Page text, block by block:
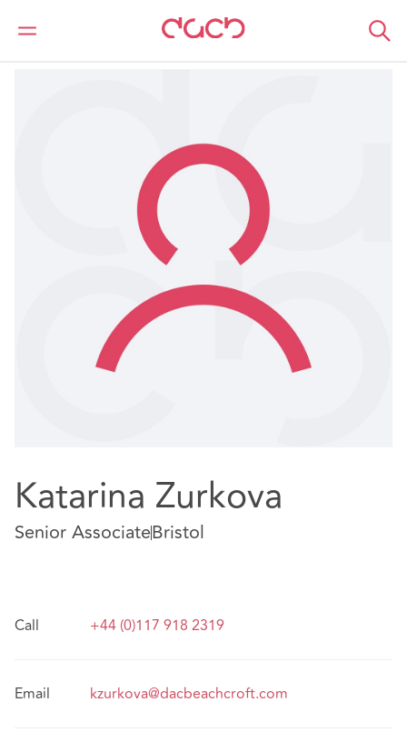
DAC Beachcroft Nuestro personal Katarina Zurkova
Katarina Zurkova
Senior AssociateBristol
Call +44 (0)117 918 2319
Email kzurkova@dacbeachcroft.com